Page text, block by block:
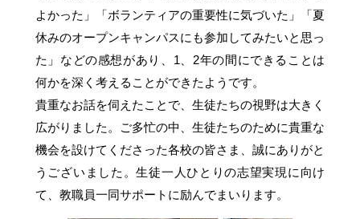
よかった」「ボランティアの重要性に気づいた」「夏
休みのオープンキャンパスにも参加してみたいと思っ
た」などの感想があり、1、2年の間にできることは
何かを深く考えることができたようです。
貴重なお話を伺えたことで、生徒たちの視野は大きく
広がりました。ご多忙の中、生徒たちのために貴重な
機会を設けてくださった各校の皆さま、誠にありがと
うございました。生徒一人ひとりの志望実現に向け
て、教職員一同サポートに励んでまいります。